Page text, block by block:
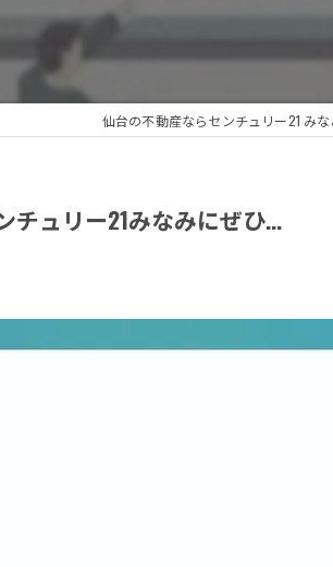
仙台の不動産ならセンチュリー21 みな
ュリー21みなみにぜひ...